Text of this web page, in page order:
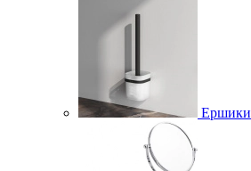
Ершики